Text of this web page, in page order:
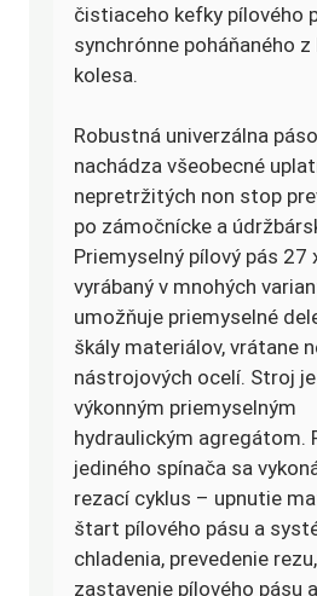
čistiaceho kefky pílového
synchrónne poháňaného z
kolesa.
Robustná univerzálna
nachádza všeobecné
nepretržitých non stop
po zámočnícke a
Priemyselný pílový pás 27
vyrábaný v mnohých
umožňuje priemyselné
škály materiálov, vrátane
nástrojových ocelí. Stroj
výkonným priemyselným
hydraulickým agregátom.
jediného spínača sa
rezací cyklus – upnutie
štart pílového pásu a
chladenia, prevedenie rezu,
zastavenie pílového pásu